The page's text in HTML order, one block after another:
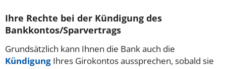
Ihre Rechte bei der Kündigung des
Bankkontos/Sparvertrags
Grundsätzlich kann Ihnen die Bank auch die
Kündigung Ihres Girokontos aussprechen, sobald sie